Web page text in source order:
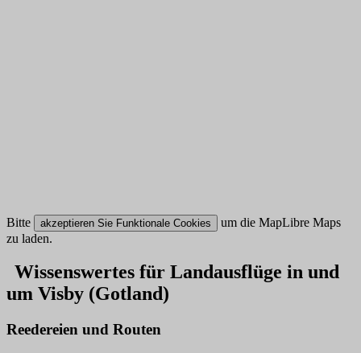
Bitte akzeptieren Sie Funktionale Cookies
um die MapLibre Maps
zu laden.
Wissenswertes für Landausflüge in und
um Visby (Gotland)
Reedereien und Routen